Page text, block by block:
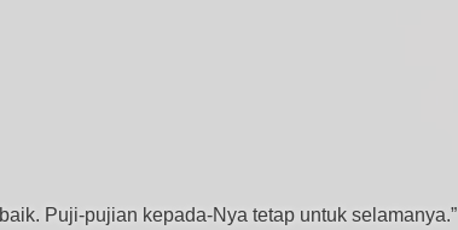
Puji-pujian kepada-Nya tetap untuk selamanya.”